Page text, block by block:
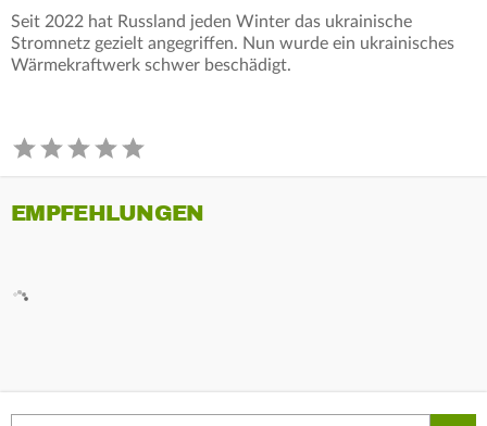
Seit 2022 hat Russland jeden Winter das ukrainische
Stromnetz gezielt angegriffen. Nun wurde ein ukrainisches
Wärmekraftwerk schwer beschädigt.
EMPFEHLUNGEN